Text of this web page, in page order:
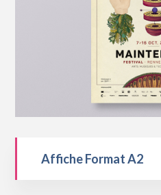
Affiche Format A2